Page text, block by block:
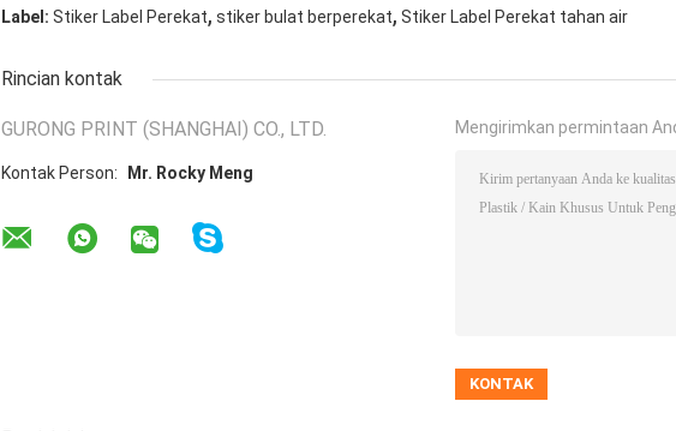
Label: Stiker Label Perekat, stiker bulat berperekat, Stiker Label Perekat tahan air
Rincian kontak
GURONG PRINT (SHANGHAI) CO., LTD.
Kontak Person: Mr. Rocky Meng
Mengirimkan permintaan